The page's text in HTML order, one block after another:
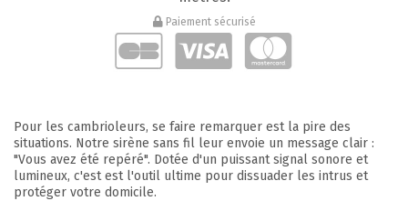
Paiement sécurisé
Pour les cambrioleurs, se faire remarquer est la pire des
situations. Notre sirène sans fil leur envoie un message clair :
"Vous avez été repéré". Dotée d'un puissant signal sonore et
lumineux, c'est est l'outil ultime pour dissuader les intrus et
protéger votre domicile.